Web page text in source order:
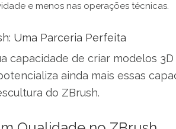
e menos nas operações técnicas.
Uma Parceria Perfeita
capacidade de criar modelos
ainda mais essas
do ZBrush.